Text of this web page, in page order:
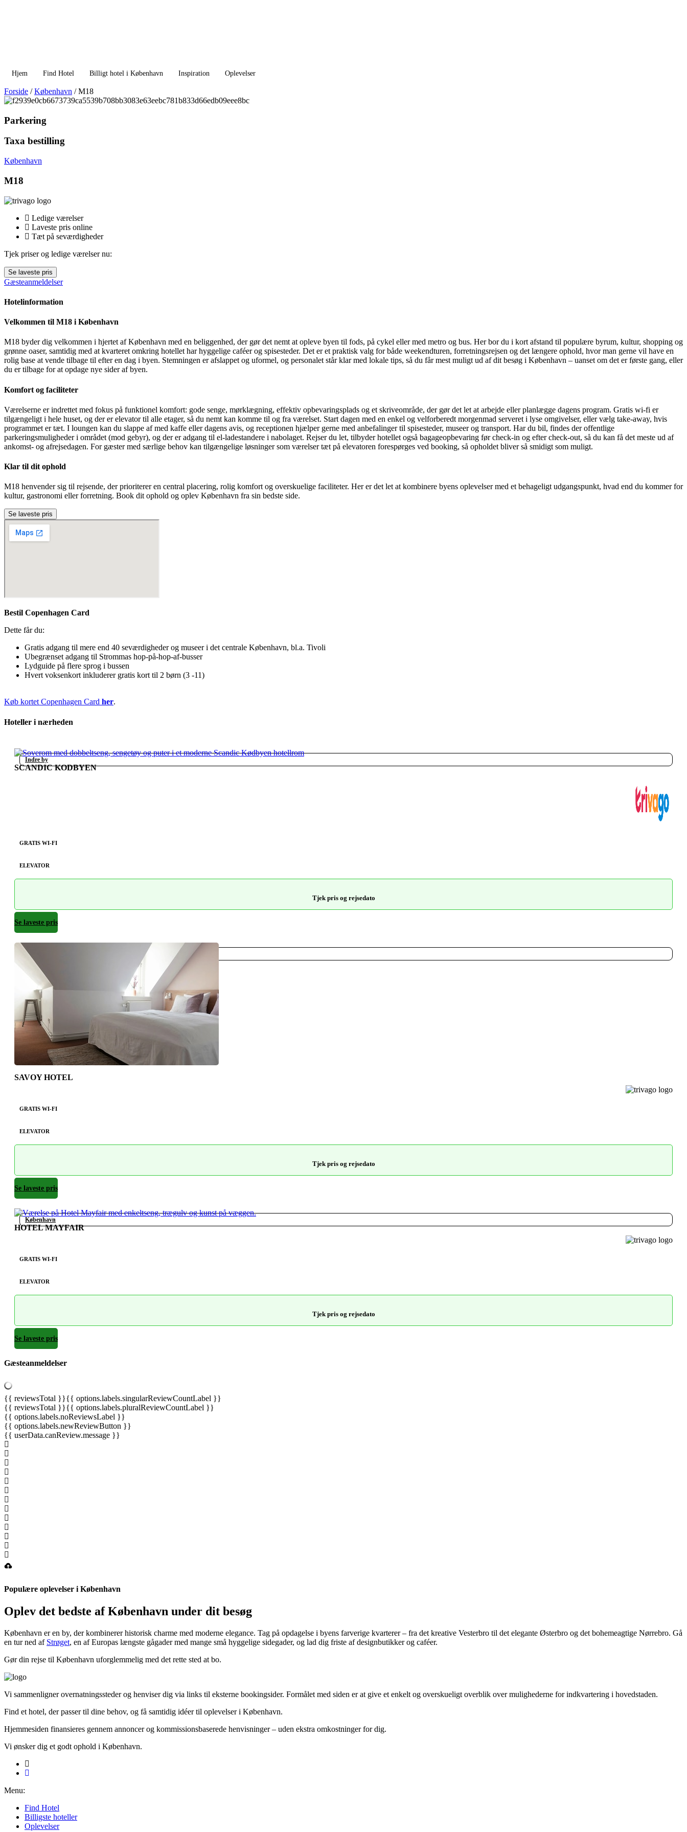
Hjem Find Hotel Billigt hotel i København Inspiration Oplevelser
Forside /København / M18
Parkering
Taxa bestilling
København
M18
Ledige værelser
Laveste pris online
Tæt på seværdigheder
Tjek priser og ledige værelser nu:
Se laveste pris
Gæsteanmeldelser
Hotelinformation
Velkommen til M18 i København
M18 byder dig velkommen i hjertet af København med en beliggenhed, der gør det nemt at opleve byen til fods, på cykel eller med metro og bus. Her bor du i kort afstand til populære byrum, kultur, shopping og
grønne oaser, samtidig med at kvarteret omkring hotellet har hyggelige caféer og spisesteder. Det er et praktisk valg for både weekendturen, forretningsrejsen og det længere ophold, hvor man gerne vil have en
rolig base at vende tilbage til efter en dag i byen. Stemningen er afslappet og uformel, og personalet står klar med lokale tips, så du får mest muligt ud af dit besøg i København – uanset om det er første gang, eller
du er tilbage for at opdage nye sider af byen.
Komfort og faciliteter
Værelserne er indrettet med fokus på funktionel komfort: gode senge, mørklægning, effektiv opbevaringsplads og et skriveområde, der gør det let at arbejde eller planlægge dagens program. Gratis wi-fi er
tilgængeligt i hele huset, og der er elevator til alle etager, så du nemt kan komme til og fra værelset. Start dagen med en enkel og velforberedt morgenmad serveret i lyse omgivelser, eller vælg take-away, hvis
programmet er tæt. I loungen kan du slappe af med kaffe eller dagens avis, og receptionen hjælper gerne med anbefalinger til spisesteder, museer og transport. Har du bil, findes der offentlige
parkeringsmuligheder i området (mod gebyr), og der er adgang til el-ladestandere i nabolaget. Rejser du let, tilbyder hotellet også bagageopbevaring før check-in og efter check-out, så du kan få det meste ud af
ankomst- og afrejsedagen. For gæster med særlige behov kan tilgængelige løsninger som værelser tæt på elevatoren forespørges ved booking, så opholdet bliver så smidigt som muligt.
Klar til dit ophold
M18 henvender sig til rejsende, der prioriterer en central placering, rolig komfort og overskuelige faciliteter. Her er det let at kombinere byens oplevelser med et behageligt udgangspunkt, hvad end du kommer for
kultur, gastronomi eller forretning. Book dit ophold og oplev København fra sin bedste side.
Se laveste pris
Bestil Copenhagen Card
Dette får du:
Gratis adgang til mere end 40 seværdigheder og museer i det centrale København, bl.a. Tivoli
Ubegrænset adgang til Strommas hop-på-hop-af-busser
Lydguide på flere sprog i bussen
Hvert voksenkort inkluderer gratis kort til 2 børn (3 -11)
Køb kortet Copenhagen Card her.
Hoteller i nærheden
Indre by
SCANDIC KODBYEN
GRATIS WI-FI
ELEVATOR
Tjek pris og rejsedato
Se laveste pris
København
SAVOY HOTEL
GRATIS WI-FI
ELEVATOR
Tjek pris og rejsedato
Se laveste pris
København
HOTEL MAYFAIR
GRATIS WI-FI
ELEVATOR
Tjek pris og rejsedato
Se laveste pris
Gæsteanmeldelser
{{ reviewsTotal }}{{ options.labels.singularReviewCountLabel }}
{{ reviewsTotal }}{{ options.labels.pluralReviewCountLabel }}
{{ options.labels.noReviewsLabel }}
{{ options.labels.newReviewButton }}
{{ userData.canReview.message }}
Populære oplevelser i København
Oplev det bedste af København under dit besøg
København er en by, der kombinerer historisk charme med moderne elegance. Tag på opdagelse i byens farverige kvarterer – fra det kreative Vesterbro til det elegante Østerbro og det bohemeagtige Nørrebro. Gå
en tur ned af Strøget, en af Europas længste gågader med mange små hyggelige sidegader, og lad dig friste af designbutikker og caféer.
Gør din rejse til København uforglemmelig med det rette sted at bo.
Vi sammenligner over­natningssteder og henviser dig via links til eksterne bookingsider. Formålet med siden er at give et enkelt og overskueligt overblik over mulighederne for indkvartering i hovedstaden.
Find et hotel, der passer til dine behov, og få samtidig idéer til oplevelser i København.
Hjemmesiden finansieres gennem annoncer og kommissionsbaserede henvisninger – uden ekstra omkostninger for dig.
Vi ønsker dig et godt ophold i København.
Menu:
Find Hotel
Billigste hoteller
Oplevelser